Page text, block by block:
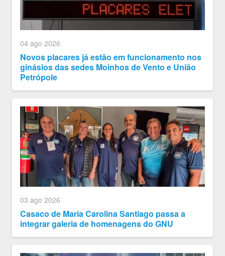
04 ago 2026
Novos placares já estão em funcionamento nos
ginásios das sedes Moinhos de Vento e União
Petrópole
03 ago 2026
Casaco de Maria Carolina Santiago passa a
integrar galeria de homenagens do GNU